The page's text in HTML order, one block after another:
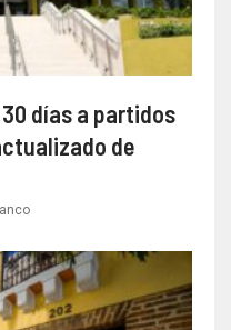
días a partidos
de